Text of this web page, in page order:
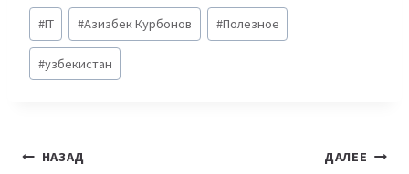
Метки
записи:
#IT #Азизбек Курбонов #Полезное
#узбекистан
Навигация
НАЗАД ДАЛЕЕ